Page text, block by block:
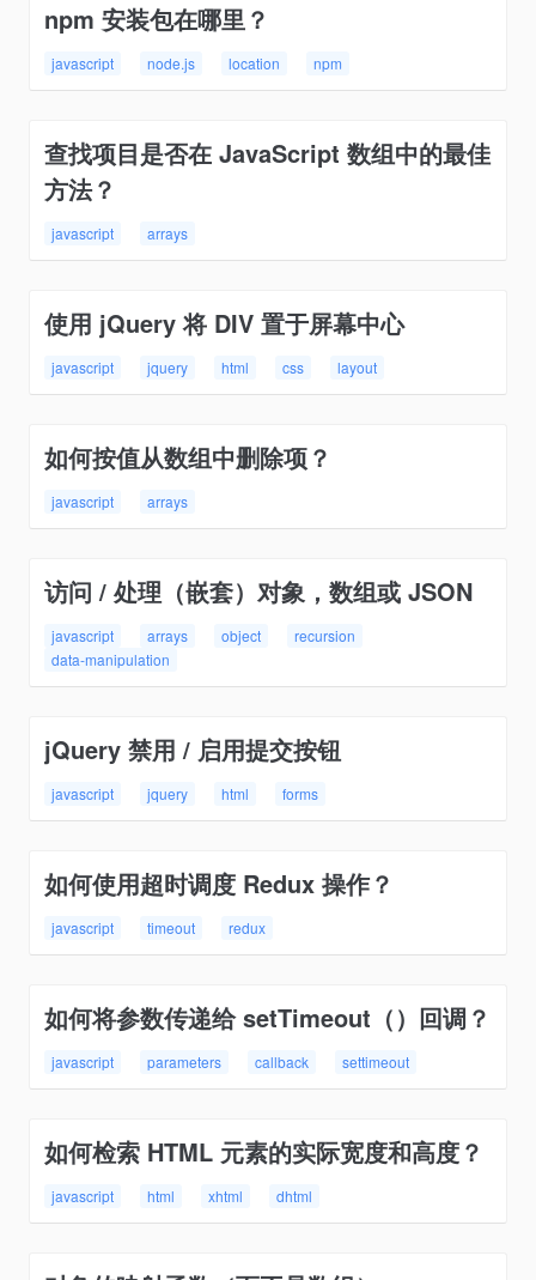
npm 安装包在哪里？
javascript node.js location npm
查找项目是否在 JavaScript 数组中的最佳
方法？
javascript arrays
使用 jQuery 将 DIV 置于屏幕中心
javascript jquery html css layout
如何按值从数组中删除项？
javascript arrays
访问 / 处理（嵌套）对象，数组或 JSON
javascript arrays object
recursion
data-manipulation
jQuery 禁用 / 启用提交按钮
javascript jquery html forms
如何使用超时调度 Redux 操作？
javascript timeout redux
如何将参数传递给 setTimeout（）回调？
javascript parameters callback settimeout
如何检索 HTML 元素的实际宽度和高度？
javascript html xhtml dhtml